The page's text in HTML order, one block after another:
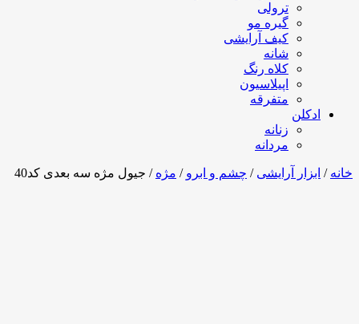
ترولی
گیره مو
کیف آرایشی
شانه
کلاه رنگ
اپیلاسیون
متفرقه
ادکلن
زنانه
مردانه
خانه / ابزار آرایشی / چشم و ابرو / مژه / جیول مژه سه بعدی کد40